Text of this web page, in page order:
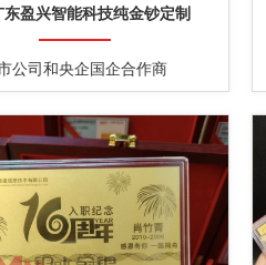
盈兴智能科技纯金钞定制
公司和央企国企合作商